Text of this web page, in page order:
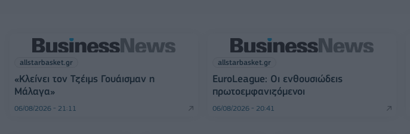
allstarbasket.gr
«Κλείνει τον Τζέιμς Γουάισμαν η
Μάλαγα»
06/08/2026 - 21:11
allstarbasket.gr
EuroLeague: Οι ενθουσιώδεις
πρωτοεμφανιζόμενοι
06/08/2026 - 20:41